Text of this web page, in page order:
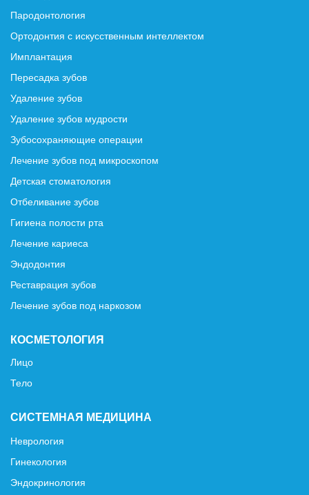
Пародонтология
Ортодонтия с искусственным интеллектом
Имплантация
Пересадка зубов
Удаление зубов
Удаление зубов мудрости
Зубосохраняющие операции
Лечение зубов под микроскопом
Детская стоматология
Отбеливание зубов
Гигиена полости рта
Лечение кариеса
Эндодонтия
Реставрация зубов
Лечение зубов под наркозом
КОСМЕТОЛОГИЯ
Лицо
Тело
СИСТЕМНАЯ МЕДИЦИНА
Неврология
Гинекология
Эндокринология